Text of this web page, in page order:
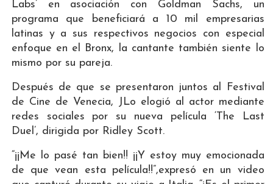
Labs’ en asociación con Goldman Sachs, un
programa que beneficiará a 10 mil empresarias
latinas y a sus respectivos negocios con especial
enfoque en el Bronx, la cantante también siente lo
mismo por su pareja.
Después de que se presentaron juntos al Festival
de Cine de Venecia, JLo elogió al actor mediante
redes sociales por su nueva película ‘The Last
Duel’, dirigida por Ridley Scott.
“¡¡Me lo pasé tan bien!! ¡¡Y estoy muy emocionada
de que vean esta película!!”,expresó en un video